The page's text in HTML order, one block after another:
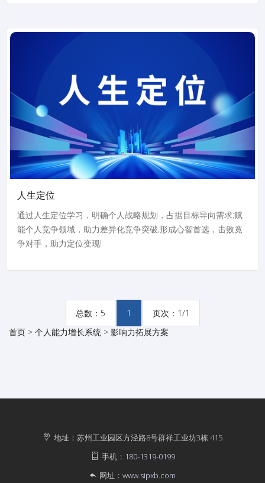
首页 > 个人能力增长系统 > 影响力拓展方案
人生定位
通过人生定位学习，明确个人战略规划，占据目标导向需求;赋
能个人竞争领域，助力差异化竞争突破;形成心智首选，击败竟
争对手，助力定位变现!
总数：5 1 页次：1/1
地址：苏州工业园区方泾路8号群祥工业坊3栋 415
手机： 180-1319-0199
网址： www.sipxb.com